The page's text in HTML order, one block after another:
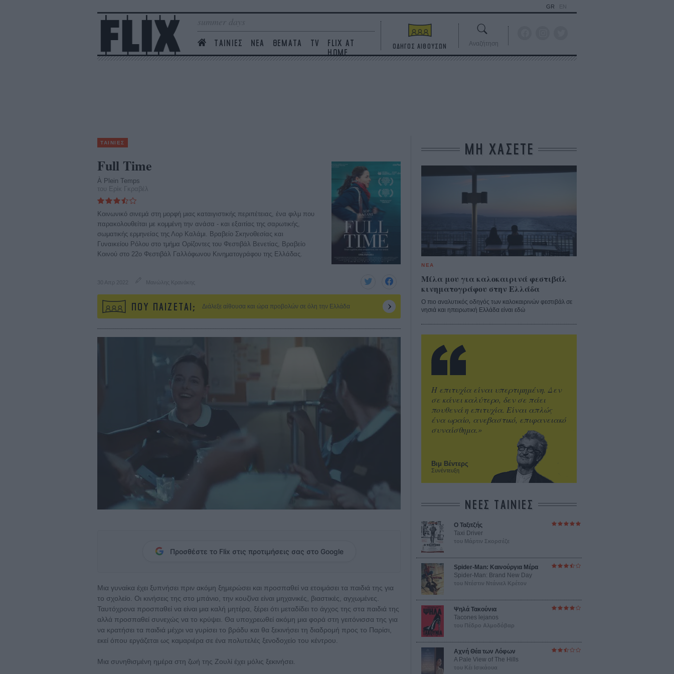
summer days
ΤΑΙΝΙΕΣ ΝΕΑ ΘΕΜΑΤΑ TV
FLIX AT
HOME
GR EN
ΟΔΗΓΟΣ ΑΙΘΟΥΣΩΝ Αναζήτηση
ΤΑΙΝΙΕΣ
Full Time
À Plein Temps
του Ερίκ Γκραβέλ
Κοινωνικό σινεμά στη μορφή μιας καταιγιστικής περιπέτειας, ένα φιλμ που
παρακολουθείται με κομμένη την ανάσα - και εξαιτίας της σαρωτικής,
σωματικής ερμηνείας της Λορ Καλάμι. Βραβείο Σκηνοθεσίας και
Γυναικείου Ρόλου στο τμήμα Ορίζοντες του Φεστιβάλ Βενετίας, Βραβείο
Κοινού στο 22ο Φεστιβάλ Γαλλόφωνου Κινηματογράφου της Ελλάδας.
30 Απρ 2022 Μανώλης Κρανάκης
ΠΟΥ ΠΑΙΖΕΤΑΙ; Διάλεξε αίθουσα και ώρα προβολών σε όλη την Ελλάδα
Προσθέστε το Flix στις προτιμήσεις σας στο Google
Μια γυναίκα έχει ξυπνήσει πριν ακόμη ξημερώσει και προσπαθεί να ετοιμάσει τα παιδιά της για
το σχολείο. Οι κινήσεις της στο μπάνιο, την κουζίνα είναι μηχανικές, βιαστικές, αγχωμένες.
Ταυτόχρονα προσπαθεί να είναι μια καλή μητέρα, ξέρει ότι μεταδίδει το άγχος της στα παιδιά της
αλλά προσπαθεί συνεχώς να το κρύψει. Θα υποχρεωθεί ακόμη μια φορά στη γειτόνισσα της για
να κρατήσει τα παιδιά μέχρι να γυρίσει το βράδυ και θα ξεκινήσει τη διαδρομή προς το Παρίσι,
εκεί όπου εργάζεται ως καμαριέρα σε ένα πολυτελές ξενοδοχείο του κέντρου.
Μια συνηθισμένη ημέρα στη ζωή της Ζουλί έχει μόλις ξεκινήσει.
ΜΗ ΧΑΣΕΤΕ
ΝΕΑ
Μίλα μου για καλοκαιρινά φεστιβάλ
κινηματογράφου στην Ελλάδα
Ο πιο αναλυτικός οδηγός των καλοκαιρινών φεστιβάλ σε
νησιά και ηπειρωτική Ελλάδα είναι εδώ
Βιμ Βέντερς
Συνέντευξη
Η επιτυχία είναι υπερτιμημένη. Δεν
σε κάνει καλύτερο, δεν σε πάει
πουθενά η επιτυχία. Είναι απλώς
ένα ωραίο, ανεβαστικό, επιφανειακό
συναίσθημα.»
ΝΕΕΣ ΤΑΙΝΙΕΣ
O Ταξιτζής
Taxi Driver
του Μάρτιν Σκορσέζε
Spider-Man: Καινούργια Μέρα
Spider-Man: Brand New Day
του Ντέστιν Ντάνιελ Κρέτον
Ψηλά Τακούνια
Tacones lejanos
του Πέδρο Αλμοδόβαρ
Αχνή Θέα των Λόφων
A Pale View of The Hills
του Κέι Ισικάουα